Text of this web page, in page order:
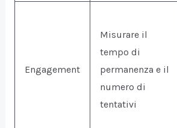
Engagement
Misurare il
tempo di
permanenza e il
numero di
tentativi